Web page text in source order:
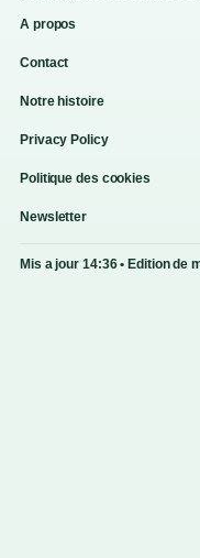
A propos
Contact
Notre histoire
Privacy Policy
Politique des cookies
Newsletter
Mis a jour 14:36 • Edition de